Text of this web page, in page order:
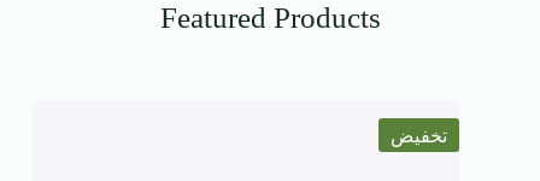
Featured Products
تخفيض